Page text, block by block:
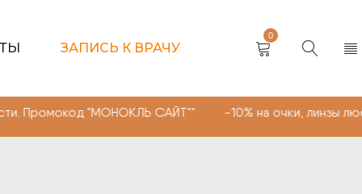
ЗАПИСЬ К ВРАЧУ
0
САЙТ"" -10% на очки, линзы